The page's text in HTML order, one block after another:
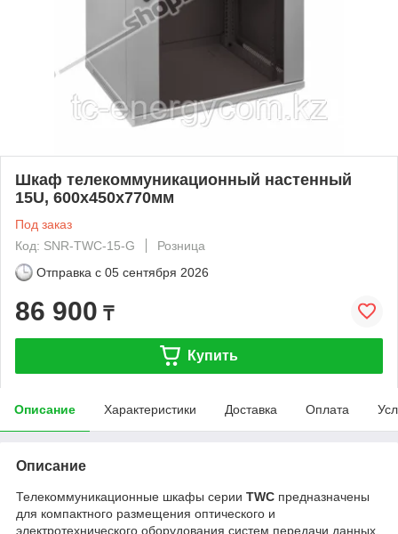
Шкаф телекоммуникационный настенный
15U, 600х450х770мм
Под заказ
Код: SNR-TWC-15-G
Розница
Отправка с 05 сентября 2026
86 900 ₸
Купить
Описание Характеристики Доставка Оплата
Описание
Телекоммуникационные шкафы серии TWC предназначены
для компактного размещения оптического и
электротехнического оборудования систем передачи данных.